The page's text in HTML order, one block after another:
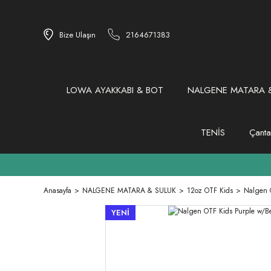
Bize Ulaşın 2164671383
LOWA AYAKKABI & BOT NALGENE MATARA
TENİS Çanta
Anasayfa NALGENE MATARA & SULUK 12oz OTF Kids Nalgen
YENİ